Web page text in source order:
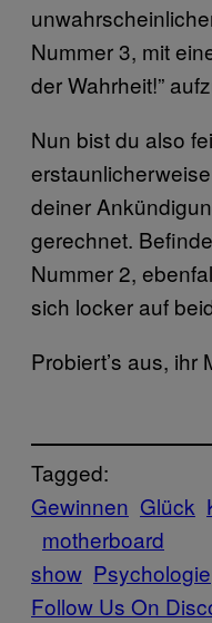
Nummer 3, mit
der Wahrheit!”
Nun bist du also
deiner
gerechnet.
Nummer 2,
sich locker auf
Probiert’s aus, ihr
Tagged:
Gewinnen Glück
motherboard
show Psychologie
Follow Us On